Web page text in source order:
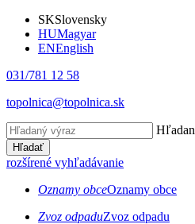
SKSlovensky
HUMagyar
ENEnglish
031/781 12 58
topolnica@topolnica.sk
Hľadať
rozšírené vyhľadávanie
Oznamy obceOznamy obce
Zvoz odpaduZvoz odpadu